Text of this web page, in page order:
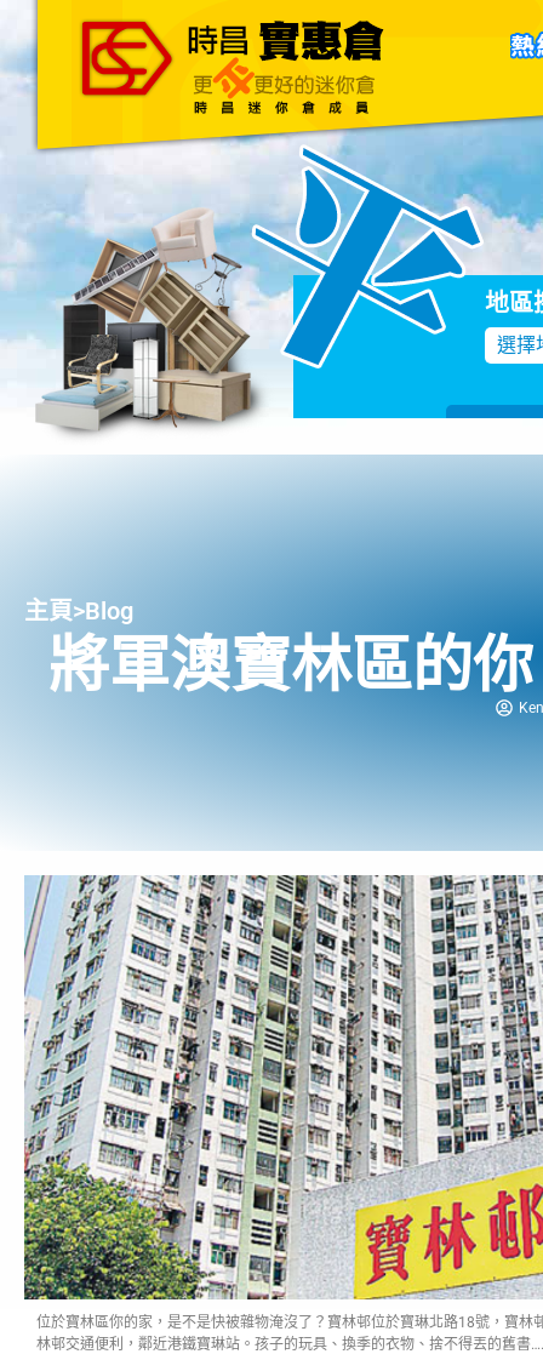
主頁 關於我們 聯絡我們
地區
選擇
主頁>Blog
將軍澳寶林區的
位於寶林區你的家，是不是快被雜物淹沒了？寶林邨位於寶琳北路18號，寶林
林邨交通便利，鄰近港鐵寶琳站。孩子的玩具、換季的衣物、捨不得丟的舊書